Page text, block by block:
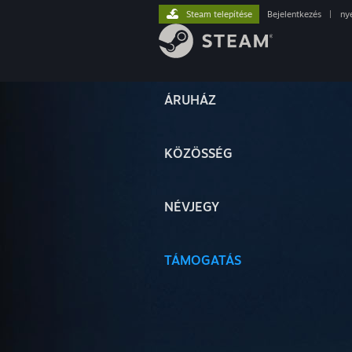
ÁRUHÁZ
KÖZÖSSÉG
NÉVJEGY
TÁMOGATÁS
Steam telepítése Bejelentkezés